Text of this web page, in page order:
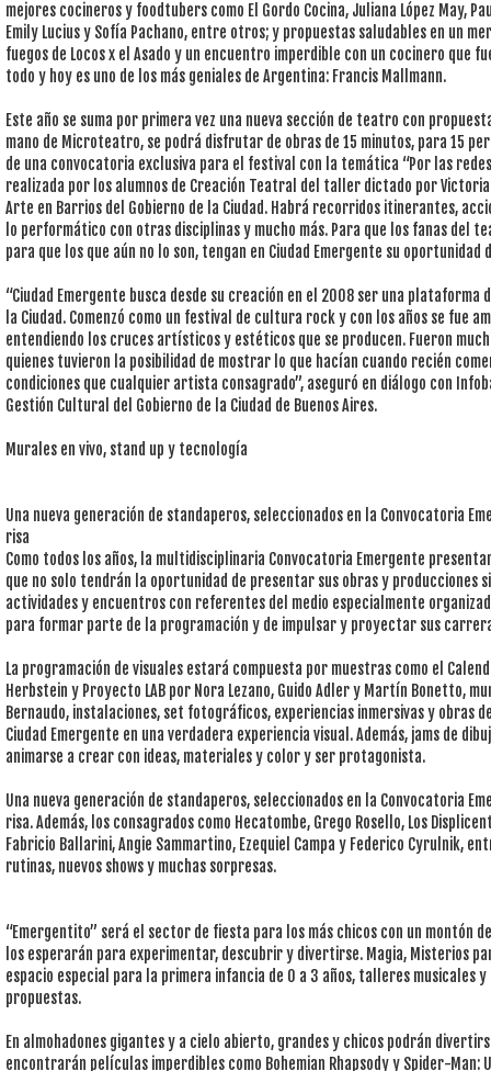
mejores cocineros y foodtubers como El Gordo Cocina, Juliana López May,
Emily Lucius y Sofía Pachano, entre otros; y propuestas saludables en un
fuegos de Locos x el Asado y un encuentro imperdible con un cocinero que
todo y hoy es uno de los más geniales de Argentina: Francis Mallmann.
Este año se suma por primera vez una nueva sección de teatro con
mano de Microteatro, se podrá disfrutar de obras de 15 minutos, para 15
de una convocatoria exclusiva para el festival con la temática “Por las
realizada por los alumnos de Creación Teatral del taller dictado por
Arte en Barrios del Gobierno de la Ciudad. Habrá recorridos itinerantes,
lo performático con otras disciplinas y mucho más. Para que los fanas del
para que los que aún no lo son, tengan en Ciudad Emergente su oportunidad
“Ciudad Emergente busca desde su creación en el 2008 ser una
la Ciudad. Comenzó como un festival de cultura rock y con los años se fue
entendiendo los cruces artísticos y estéticos que se producen. Fueron
quienes tuvieron la posibilidad de mostrar lo que hacían cuando recién
condiciones que cualquier artista consagrado”, aseguró en diálogo con
Gestión Cultural del Gobierno de la Ciudad de Buenos Aires.
Murales en vivo, stand up y tecnología
Una nueva generación de standaperos, seleccionados en la Convocatoria
risa
Como todos los años, la multidisciplinaria Convocatoria Emergente
que no solo tendrán la oportunidad de presentar sus obras y producciones
actividades y encuentros con referentes del medio especialmente
para formar parte de la programación y de impulsar y proyectar sus
La programación de visuales estará compuesta por muestras como el
Herbstein y Proyecto LAB por Nora Lezano, Guido Adler y Martín Bonetto,
Bernaudo, instalaciones, set fotográficos, experiencias inmersivas y obras
Ciudad Emergente en una verdadera experiencia visual. Además, jams de
animarse a crear con ideas, materiales y color y ser protagonista.
Una nueva generación de standaperos, seleccionados en la Convocatoria
risa. Además, los consagrados como Hecatombe, Grego Rosello, Los
Fabricio Ballarini, Angie Sammartino, Ezequiel Campa y Federico Cyrulnik,
rutinas, nuevos shows y muchas sorpresas.
“Emergentito” será el sector de fiesta para los más chicos con un montón
los esperarán para experimentar, descubrir y divertirse. Magia, Misterios
espacio especial para la primera infancia de 0 a 3 años, talleres musicales
propuestas.
En almohadones gigantes y a cielo abierto, grandes y chicos podrán
encontrarán películas imperdibles como Bohemian Rhapsody y Spider-Man: